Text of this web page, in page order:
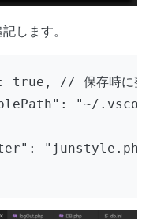
します。
// 保存時に整形
"~/